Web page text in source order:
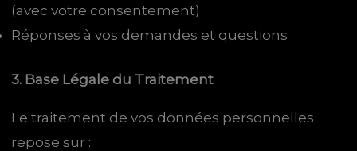
(avec votre consentement)
Réponses à vos demandes et questions
3. Base Légale du Traitement
Le traitement de vos données personnelles
repose sur :